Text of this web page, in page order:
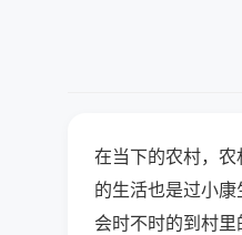
在当下的农村，
的生活也是过小
会时不时的到村里